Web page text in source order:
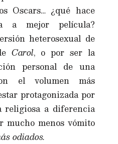
Oscars… ¿qué hace
a mejor película?
heterosexual de
Carol, o por ser la
personal de una
el volumen más
protagonizada por
religiosa a diferencia
mucho menos vómito
odiados.